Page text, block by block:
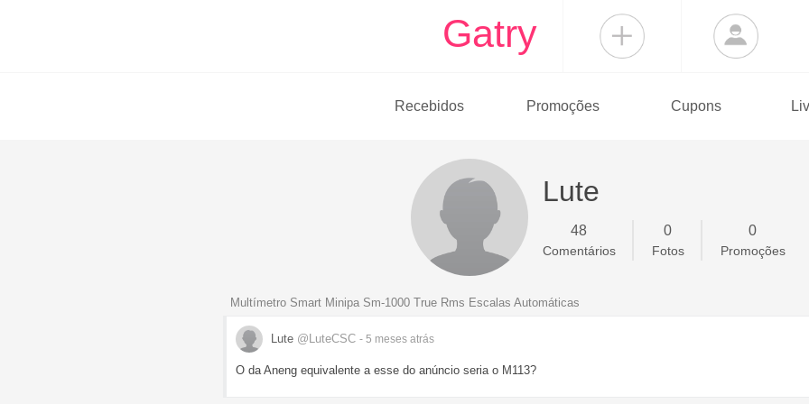
Gatry
Recebidos Promoções Cupons
Lute
48
Comentários
0
Fotos
0
Promoções
Multímetro Smart Minipa Sm-1000 True Rms Escalas Automáticas
Lute @LuteCSC - 5 meses atrás
O da Aneng equivalente a esse do anúncio seria o M113?